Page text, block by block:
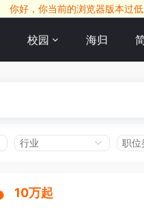
你好，你当前的浏览器版本过
校园 海归
行业 职位
10万起